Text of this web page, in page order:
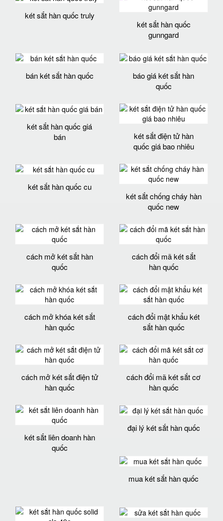
két sắt hàn quốc truly
két sắt hàn quốc
gunngard
bán két sắt hàn quốc
báo giá két sắt hàn
quốc
két sắt hàn quốc giá
bán
két sắt điện tử hàn
quốc giá bao nhiêu
két sắt hàn quốc cu
két sắt chống cháy hàn
quốc new
cách mở két sắt hàn
quốc
cách đổi mã két sắt
hàn quốc
cách mở khóa két sắt
hàn quốc
cách đổi mật khẩu két
sắt hàn quốc
cách mở két sắt điện tử
hàn quốc
cách đổi mã két sắt cơ
hàn quốc
két sắt liên doanh hàn
quốc
đại lý két sắt hàn quốc
mua két sắt hàn quốc